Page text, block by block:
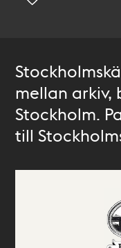
mellan arkiv,
Stockholm.
till